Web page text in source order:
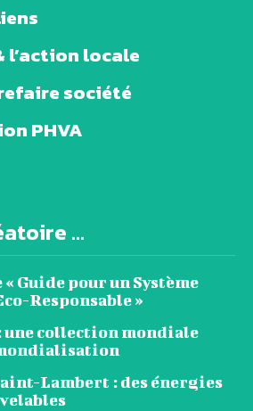
l’action locale
société
PHVA
...
« Guide pour un Système
Responsable »
une collection mondiale
Lambert : des énergies